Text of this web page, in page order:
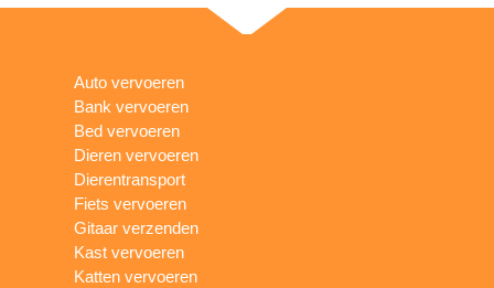
Auto vervoeren
Bank vervoeren
Bed vervoeren
Dieren vervoeren
Dierentransport
Fiets vervoeren
Gitaar verzenden
Kast vervoeren
Katten vervoeren